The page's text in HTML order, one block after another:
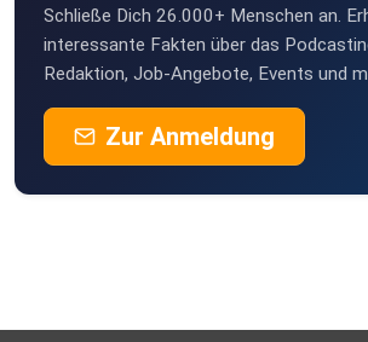
Schließe Dich 26.000+ Menschen an.
interessante Fakten über das
Redaktion, Job-Angebote, Events und
Zur Anmeldung